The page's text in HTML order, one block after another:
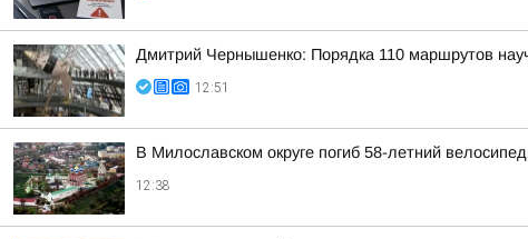
Дмитрий Чернышенко: Порядка 110 маршрутов
12:51
В Милославском округе погиб 58-летний
12:38